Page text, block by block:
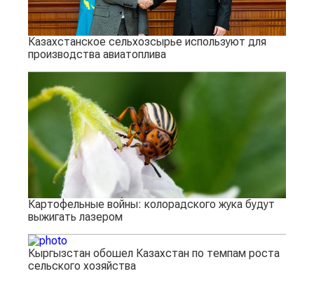
Казахстанское сельхозсырье используют для
производства авиатоплива
Картофельные войны: колорадского жука будут
выжигать лазером
Кыргызстан обошел Казахстан по темпам роста
сельского хозяйства